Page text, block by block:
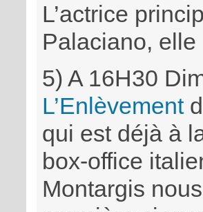
L’actrice
Palaciano,
5) A 16H30
L’Enlèvement
qui est déjà à
box-office
Montargis